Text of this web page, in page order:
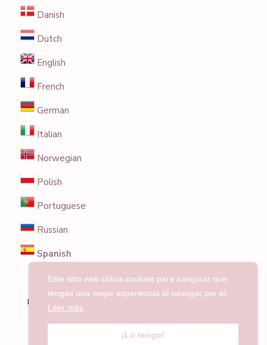
Danish
Dutch
English
French
German
Italian
Norwegian
Polish
Portuguese
Russian
Spanish
© 2025 Entrecuencos. Recetas, consejos y
recomendaciones para freidoras de aire. Todo el
Este sitio web utiliza cookies para asegurar que
tengas una mejor experiencia al navegar por él.
Leer más
¡Lo tengo!